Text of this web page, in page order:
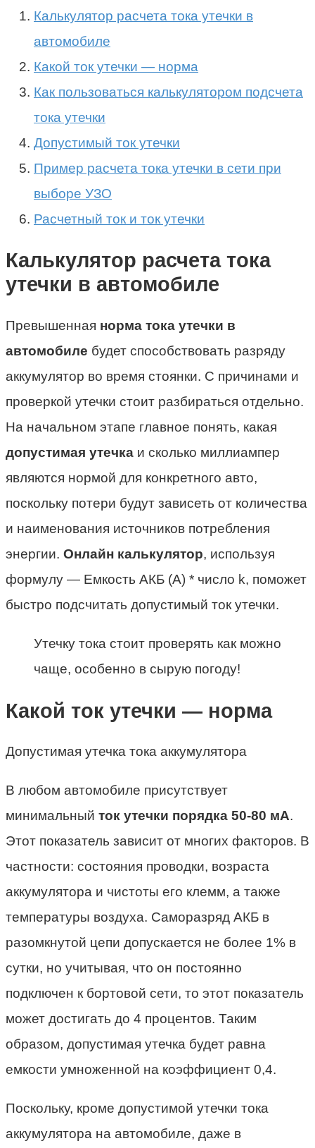
Калькулятор расчета тока утечки в
автомобиле
Какой ток утечки — норма
Как пользоваться калькулятором подсчета
тока утечки
Допустимый ток утечки
Пример расчета тока утечки в сети при
выборе УЗО
Расчетный ток и ток утечки
Калькулятор расчета тока
утечки в автомобиле
Превышенная норма тока утечки в
автомобиле будет способствовать разряду
аккумулятор во время стоянки. С причинами и
проверкой утечки стоит разбираться отдельно.
На начальном этапе главное понять, какая
допустимая утечка и сколько миллиампер
являются нормой для конкретного авто,
поскольку потери будут зависеть от количества
и наименования источников потребления
энергии. Онлайн калькулятор, используя
формулу — Емкость АКБ (А) * число k, поможет
быстро подсчитать допустимый ток утечки.
Утечку тока стоит проверять как можно
чаще, особенно в сырую погоду!
Какой ток утечки — норма
Допустимая утечка тока аккумулятора
В любом автомобиле присутствует
минимальный ток утечки порядка 50-80 мА.
Этот показатель зависит от многих факторов. В
частности: состояния проводки, возраста
аккумулятора и чистоты его клемм, а также
температуры воздуха. Саморазряд АКБ в
разомкнутой цепи допускается не более 1% в
сутки, но учитывая, что он постоянно
подключен к бортовой сети, то этот показатель
может достигать до 4 процентов. Таким
образом, допустимая утечка будет равна
емкости умноженной на коэффициент 0,4.
Поскольку, кроме допустимой утечки тока
аккумулятора на автомобиле, даже в